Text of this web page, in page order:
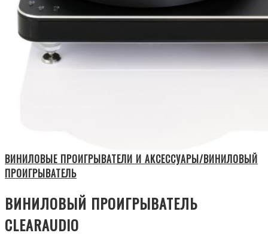
ВИНИЛОВЫЕ ПРОИГРЫВАТЕЛИ И АКСЕССУАРЫ/ВИНИЛОВЫЙ
ПРОИГРЫВАТЕЛЬ
ВИНИЛОВЫЙ ПРОИГРЫВАТЕЛЬ
CLEARAUDIO